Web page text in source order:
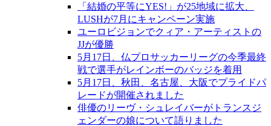
「結婚の平等にYES!」が25地域に拡大、
LUSHが7月にキャンペーン実施
ユーロビジョンでクィア・アーティストの
JJが優勝
5月17日、仏プロサッカーリーグの今季最終
戦で選手がレインボーのバッジを着用
5月17日、秋田、名古屋、大阪でプライドパ
レードが開催されました
俳優のリーヴ・シュレイバーがトランスジ
ェンダーの娘について語りました